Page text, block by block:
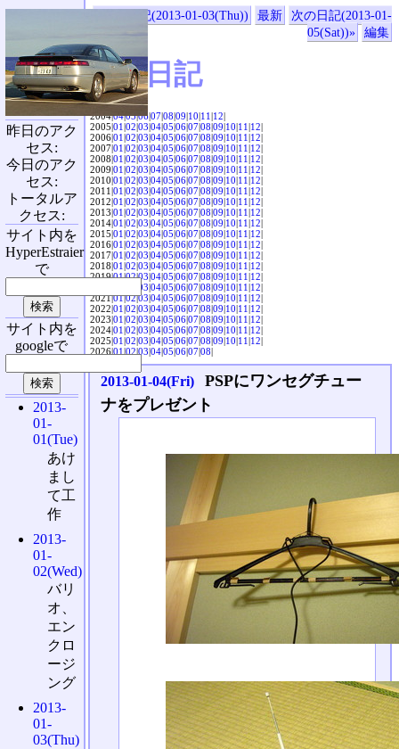
«前の日記(2013-01-03(Thu)) 最新
次の日記(2013-01-
05(Sat))»
編集
SVX日記
2004|04|05|06|07|08|09|10|11|12|
2005|01|02|03|04|05|06|07|08|09|10|11|12|
2006|01|02|03|04|05|06|07|08|09|10|11|12|
2007|01|02|03|04|05|06|07|08|09|10|11|12|
2008|01|02|03|04|05|06|07|08|09|10|11|12|
2009|01|02|03|04|05|06|07|08|09|10|11|12|
2010|01|02|03|04|05|06|07|08|09|10|11|12|
2011|01|02|03|04|05|06|07|08|09|10|11|12|
2012|01|02|03|04|05|06|07|08|09|10|11|12|
2013|01|02|03|04|05|06|07|08|09|10|11|12|
2014|01|02|03|04|05|06|07|08|09|10|11|12|
2015|01|02|03|04|05|06|07|08|09|10|11|12|
2016|01|02|03|04|05|06|07|08|09|10|11|12|
2017|01|02|03|04|05|06|07|08|09|10|11|12|
2018|01|02|03|04|05|06|07|08|09|10|11|12|
2019|01|02|03|04|05|06|07|08|09|10|11|12|
03|04|05|06|07|08|09|10|11|12|
2021|01|02|03|04|05|06|07|08|09|10|11|12|
2022|01|02|03|04|05|06|07|08|09|10|11|12|
2023|01|02|03|04|05|06|07|08|09|10|11|12|
2024|01|02|03|04|05|06|07|08|09|10|11|12|
2025|01|02|03|04|05|06|07|08|09|10|11|12|
2026|01|02|03|04|05|06|07|08|
2013-01-04(Fri)
PSPにワンセグチュー
ナをプレゼント
昨日のアク
セス:
今日のアク
セス:
トータルア
クセス:
サイト内を
HyperEstraier
で
サイト内を
googleで
2013-
01-
01(Tue)
あけ
まし
て工
作
2013-
01-
02(Wed)
バリ
オ、
エン
クロ
ージ
ング
2013-
01-
03(Thu)